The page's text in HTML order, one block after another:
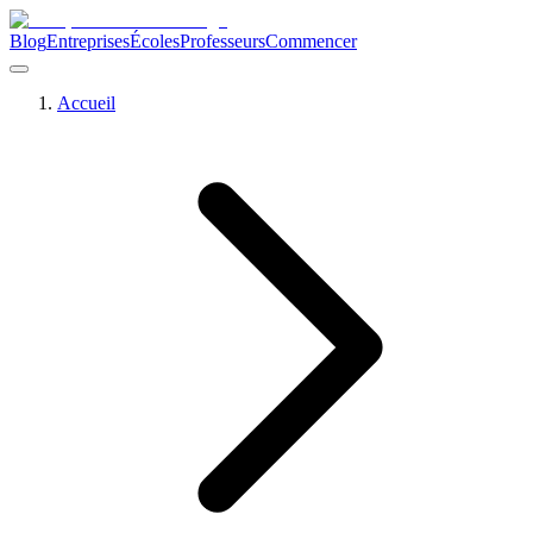
BlogEntreprisesÉcolesProfesseursCommencer
Accueil